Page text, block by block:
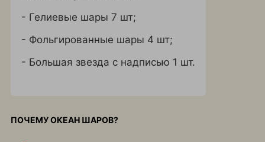
- Гелиевые шары 7 шт;
- Фольгированные шары 4 шт;
- Большая звезда с надписью 1 шт.
ПОЧЕМУ ОКЕАН ШАРОВ?